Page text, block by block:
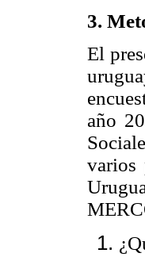
3.
El
año
varios